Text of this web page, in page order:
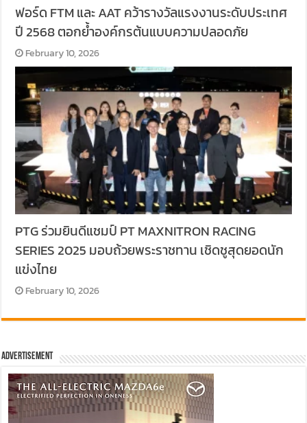
ฟอร์ด FTM และ AAT คว้ารางวัลแรงงานระดับประเทศ
ปี 2568 ตอกย้ำองค์กรต้นแบบความปลอดภัย
February 10, 2026
PTG ร่วมยินดีแชมป์ PT MAXNITRON RACING
SERIES 2025 มอบถ้วยพระราชทาน เชิดชูสุดยอดนัก
แข่งไทย
February 10, 2026
Advertisement